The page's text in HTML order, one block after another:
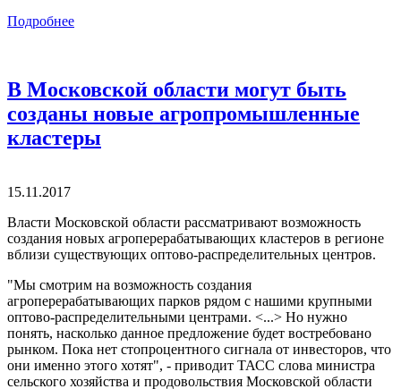
Подробнее
В Московской области могут быть
созданы новые агропромышленные
кластеры
15.11.2017
Власти Московской области рассматривают возможность
создания новых агроперерабатывающих кластеров в регионе
вблизи существующих оптово-распределительных центров.
"Мы смотрим на возможность создания
агроперерабатывающих парков рядом с нашими крупными
оптово-распределительными центрами. <...> Но нужно
понять, насколько данное предложение будет востребовано
рынком. Пока нет стопроцентного сигнала от инвесторов, что
они именно этого хотят", - приводит ТАСС слова министра
сельского хозяйства и продовольствия Московской области